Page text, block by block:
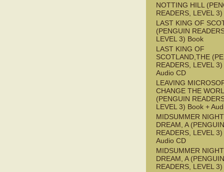
NOTTING HILL
READERS, LEVEL
LAST KING OF
(PENGUIN
LEVEL 3) Book
LAST KING OF
SCOTLAND,THE
READERS, LEVEL
Audio CD
LEAVING
CHANGE THE
(PENGUIN
LEVEL 3) Book +
MIDSUMMER
DREAM, A (PENGUIN
READERS, LEVEL
Audio CD
MIDSUMMER
DREAM, A (PENGUIN
READERS, LEVEL